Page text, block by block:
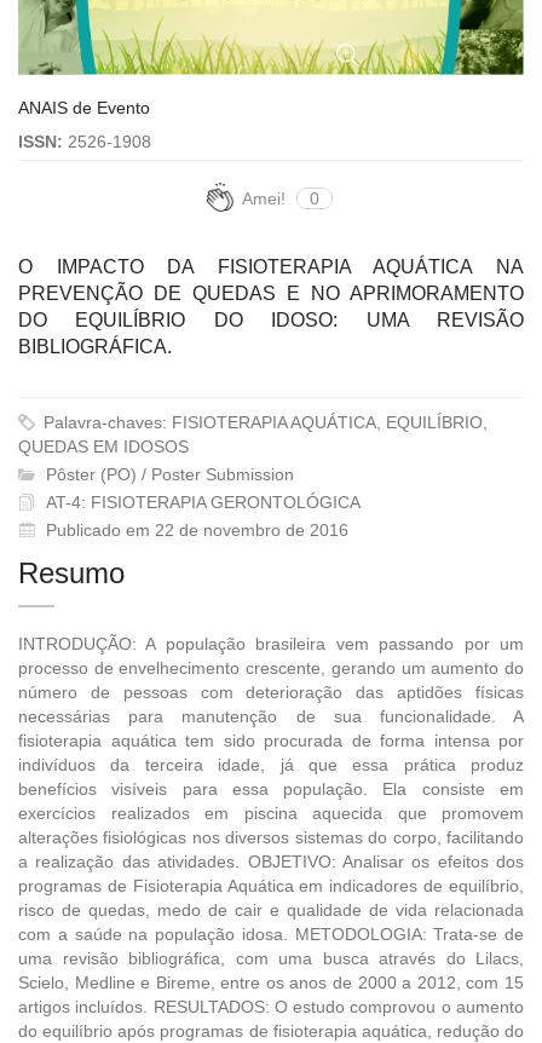
ANAIS de Evento
ISSN: 2526-1908
Amei! 0
O IMPACTO DA FISIOTERAPIA AQUÁTICA NA
PREVENÇÃO DE QUEDAS E NO APRIMORAMENTO
DO EQUILÍBRIO DO IDOSO: UMA REVISÃO
BIBLIOGRÁFICA.
Palavra-chaves: FISIOTERAPIA AQUÁTICA, EQUILÍBRIO,
QUEDAS EM IDOSOS
Pôster (PO) / Poster Submission
AT-4: FISIOTERAPIA GERONTOLÓGICA
Publicado em 22 de novembro de 2016
Resumo
INTRODUÇÃO: A população brasileira vem passando por um
processo de envelhecimento crescente, gerando um aumento do
número de pessoas com deterioração das aptidões físicas
necessárias para manutenção de sua funcionalidade. A
fisioterapia aquática tem sido procurada de forma intensa por
indivíduos da terceira idade, já que essa prática produz
benefícios visíveis para essa população. Ela consiste em
exercícios realizados em piscina aquecida que promovem
alterações fisiológicas nos diversos sistemas do corpo, facilitando
a realização das atividades. OBJETIVO: Analisar os efeitos dos
programas de Fisioterapia Aquática em indicadores de equilíbrio,
risco de quedas, medo de cair e qualidade de vida relacionada
com a saúde na população idosa. METODOLOGIA: Trata-se de
uma revisão bibliográfica, com uma busca através do Lilacs,
Scielo, Medline e Bireme, entre os anos de 2000 a 2012, com 15
artigos incluídos. RESULTADOS: O estudo comprovou o aumento
do equilíbrio após programas de fisioterapia aquática, redução do